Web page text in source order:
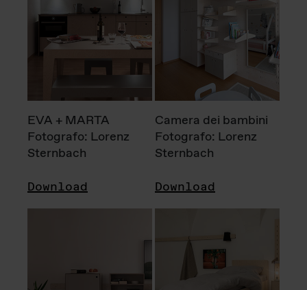
EVA + MARTA
Fotografo: Lorenz
Sternbach
Download
Camera dei bambini
Fotografo: Lorenz
Sternbach
Download